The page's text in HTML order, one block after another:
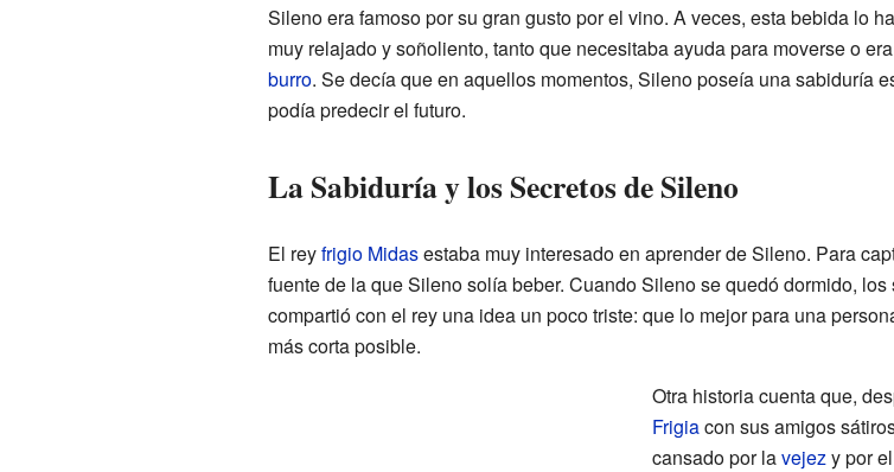
Sileno era famoso por su gran gusto por el vino. A veces, esta bebida lo
muy relajado y soñoliento, tanto que necesitaba ayuda para moverse o
burro. Se decía que en aquellos momentos, Sileno poseía una sabiduría
podía predecir el futuro.
La Sabiduría y los Secretos de Sileno
El reyfrigio Midasestaba muy interesado en aprender de Sileno. Para
fuente de la que Sileno solía beber. Cuando Sileno se quedó dormido,
compartió con el rey una idea un poco triste: que lo mejor para una
más corta posible.
Otra historia cuenta que,
Frigiacon sus amigos
cansado por lavejezy por